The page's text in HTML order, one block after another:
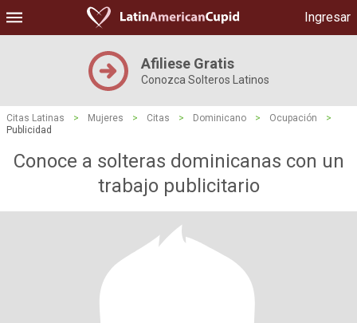
Ingresar
Afiliese Gratis
Conozca Solteros Latinos
Citas Latinas > Mujeres > Citas > Dominicano > Ocupación
>
Publicidad
Conoce a solteras dominicanas con un
trabajo publicitario